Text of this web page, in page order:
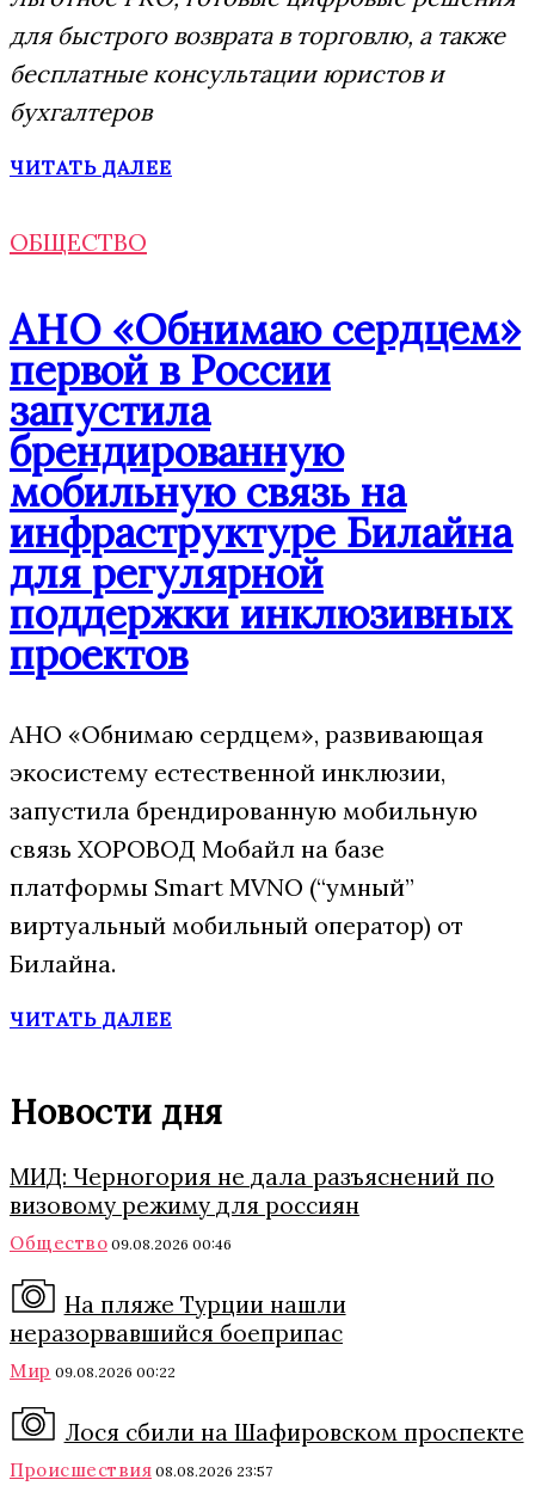
для быстрого возврата в торговлю, а также
бесплатные консультации юристов и
бухгалтеров
ЧИТАТЬ ДАЛЕЕ
ОБЩЕСТВО
АНО «Обнимаю сердцем»
первой в России
запустила
брендированную
мобильную связь на
инфраструктуре Билайна
для регулярной
поддержки инклюзивных
проектов
АНО «Обнимаю сердцем», развивающая
экосистему естественной инклюзии,
запустила брендированную мобильную
связь ХОРОВОД Мобайл на базе
платформы Smart MVNO (“умный”
виртуальный мобильный оператор) от
Билайна.
ЧИТАТЬ ДАЛЕЕ
Новости дня
МИД: Черногория не дала разъяснений по
визовому режиму для россиян
Общество 09.08.2026 00:46
На пляже Турции нашли
неразорвавшийся боеприпас
Мир 09.08.2026 00:22
Лося сбили на Шафировском проспекте
Происшествия 08.08.2026 23:57